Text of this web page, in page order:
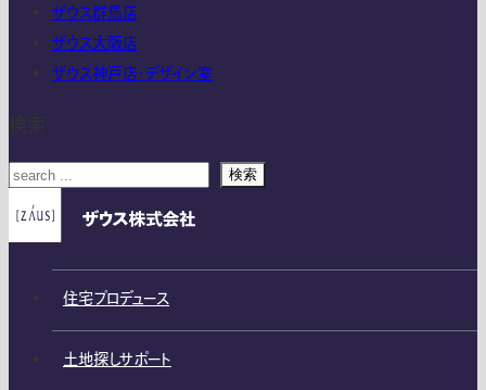
ザウス群馬店
ザウス大阪店
ザウス神戸店・デザイン室
検索
住宅プロデュース
土地探しサポート